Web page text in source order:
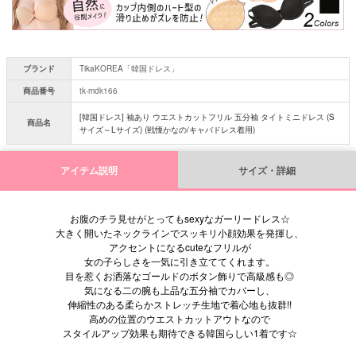
ブランド
TikaKOREA「韓国ドレス」
商品番号
tk-mdk166
商品名
[韓国ドレス] 袖あり ウエストカットフリル 五分袖 タイトミニドレス (S
サイズ～Lサイズ) (戦慄かなの/キャバドレス着用)
アイテム説明 サイズ・詳細
お腹のチラ見せがとってもsexyなガーリードレス☆
大きく開いたネックラインでスッキリ小顔効果を発揮し、
アクセントになるcuteなフリルが
女の子らしさを一気に引き立ててくれます。
目を惹くお洒落なゴールドのボタン飾りで高級感も◎
気になる二の腕も上品な五分袖でカバーし、
伸縮性のある柔らかストレッチ生地で着心地も抜群!!
高めの位置のウエストカットアウトなので
スタイルアップ効果も期待できる韓国らしい1着です☆